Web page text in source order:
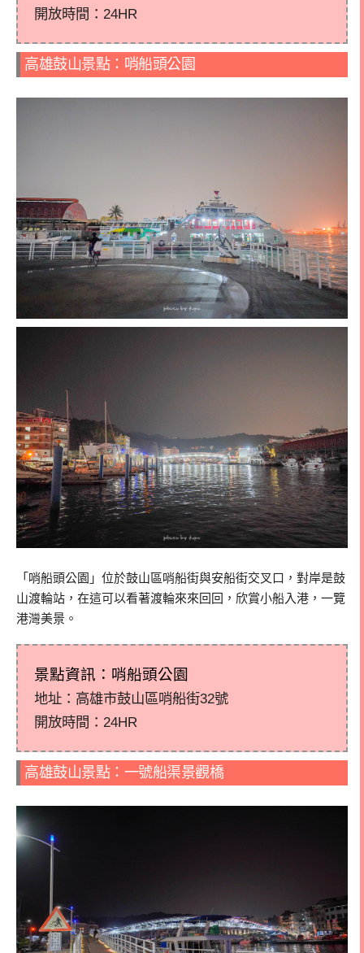
開放時間：24HR
高雄鼓山景點：哨船頭公園
「哨船頭公園」位於鼓山區哨船街與安船街交叉口，對岸是鼓
山渡輪站，在這可以看著渡輪來來回回，欣賞小船入港，一覽
港灣美景。
景點資訊：哨船頭公園
地址：高雄市鼓山區哨船街32號
開放時間：24HR
高雄鼓山景點：一號船渠景觀橋